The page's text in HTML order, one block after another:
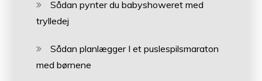
Sådan pynter du babyshoweret med
trylledej
Sådan planlægger I et puslespilsmaraton
med børnene